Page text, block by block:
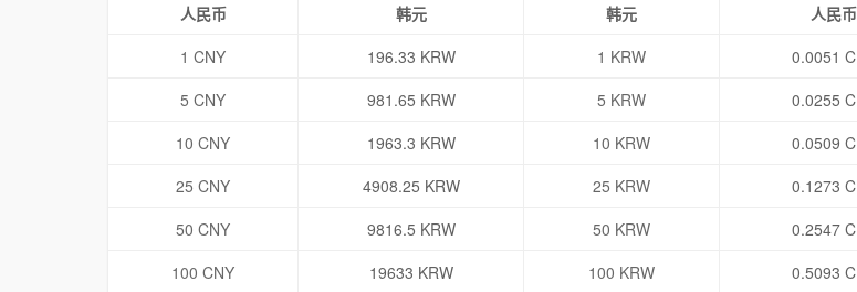
人民币 韩元 韩元
人民币
1 CNY
196.33 KRW 1 KRW
0.0051
5 CNY
981.65 KRW 5 KRW
0.0255
10 CNY
1963.3 KRW 10 KRW
0.0509
25 CNY
4908.25 KRW 25 KRW
0.1273
50 CNY
9816.5 KRW 50 KRW
0.2547
100 CNY
19633 KRW 100 KRW
0.5093